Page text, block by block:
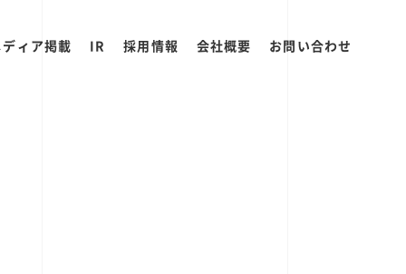
ィア掲載 IR 採用情報 会社概要 お問い合わせ